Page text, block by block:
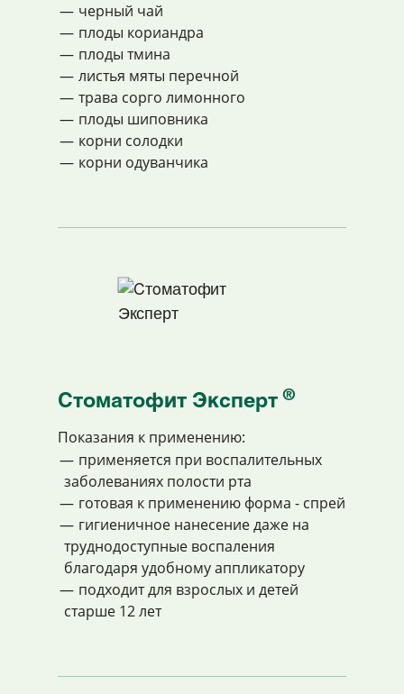
черный чай
плоды кориандра
плоды тмина
листья мяты перечной
трава сорго лимонного
плоды шиповника
корни солодки
корни одуванчика
Cтoматофит Эксперт®
Показания к применению:
применяется при воспалительных
заболеваниях полости рта
готовая к применению форма - спрей
гигиеничное нанесение даже на
труднодоступные воспаления
благодаря удобному аппликатору
подходит для взрослых и детей
старше 12 лет